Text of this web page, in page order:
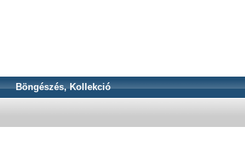
Böngészés, Kollekció